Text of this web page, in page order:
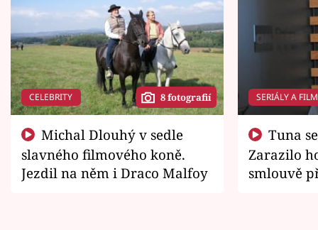
CELEBRITY 8 fotografií
slavného filmového koně.
Jezdil na něm i Draco Malfoy
SERIÁLY A
Zarazilo
smlouvě